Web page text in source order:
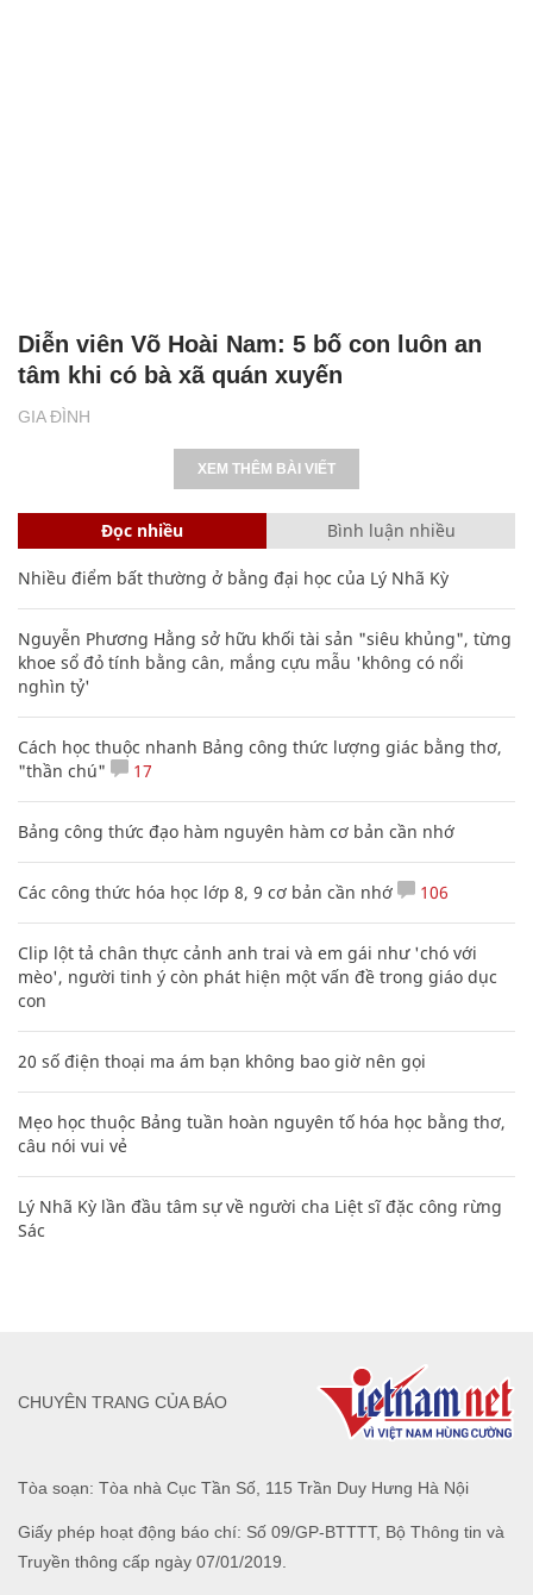
GIA ĐÌNH
Diễn viên Võ Hoài Nam: 5 bố con luôn an
tâm khi có bà xã quán xuyến
XEM THÊM BÀI VIẾT
Đọc nhiều Bình luận nhiều
Nhiều điểm bất thường ở bằng đại học của Lý Nhã Kỳ
Nguyễn Phương Hằng sở hữu khối tài sản "siêu khủng", từng
khoe sổ đỏ tính bằng cân, mắng cựu mẫu 'không có nổi
nghìn tỷ'
Cách học thuộc nhanh Bảng công thức lượng giác bằng thơ,
"thần chú"
17
Bảng công thức đạo hàm nguyên hàm cơ bản cần nhớ
Các công thức hóa học lớp 8, 9 cơ bản cần nhớ 106
Clip lột tả chân thực cảnh anh trai và em gái như 'chó với
mèo', người tinh ý còn phát hiện một vấn đề trong giáo dục
con
20 số điện thoại ma ám bạn không bao giờ nên gọi
Mẹo học thuộc Bảng tuần hoàn nguyên tố hóa học bằng thơ,
câu nói vui vẻ
Lý Nhã Kỳ lần đầu tâm sự về người cha Liệt sĩ đặc công rừng
Sác
Tòa soạn: Tòa nhà Cục Tần Số, 115 Trần Duy Hưng Hà Nội
Giấy phép hoạt động báo chí: Số 09/GP-BTTTT, Bộ Thông tin và
Truyền thông cấp ngày 07/01/2019.
CHUYÊN TRANG CỦA BÁO